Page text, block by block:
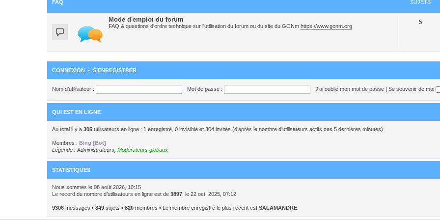
FAQ SUJETS
Mode d'emploi du forum
FAQ & questions d'ordre technique sur l'utilisation du forum ou du site du GONm https://www.gonm.org
5
CONNEXION • S’ENREGISTRER
Nom d’utilisateur : Mot de passe : J’ai oublié mon mot de passe | Se souvenir de moi
QUI EST EN LIGNE
Au total il y a 305 utilisateurs en ligne : 1 enregistré, 0 invisible et 304 invités (d’après le nombre d’utilisateurs actifs ces 5 dernières minutes)
Membres : Bing [Bot]
Légende : Administrateurs Modérateurs globaux
STATISTIQUES
Nous sommes le 08 août 2026, 10:15
Le record du nombre d’utilisateurs en ligne est de 3897 , le 22 oct. 2025, 07:12
9306 messages • 849 sujets • 820 membres • Le membre enregistré le plus récent est SALAMANDRE